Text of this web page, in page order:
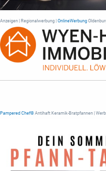
Anzeigen | Regionalwerbung | OnlineWerbung
Pampered Chef® Antihaft Keramik-Bratpfannen |